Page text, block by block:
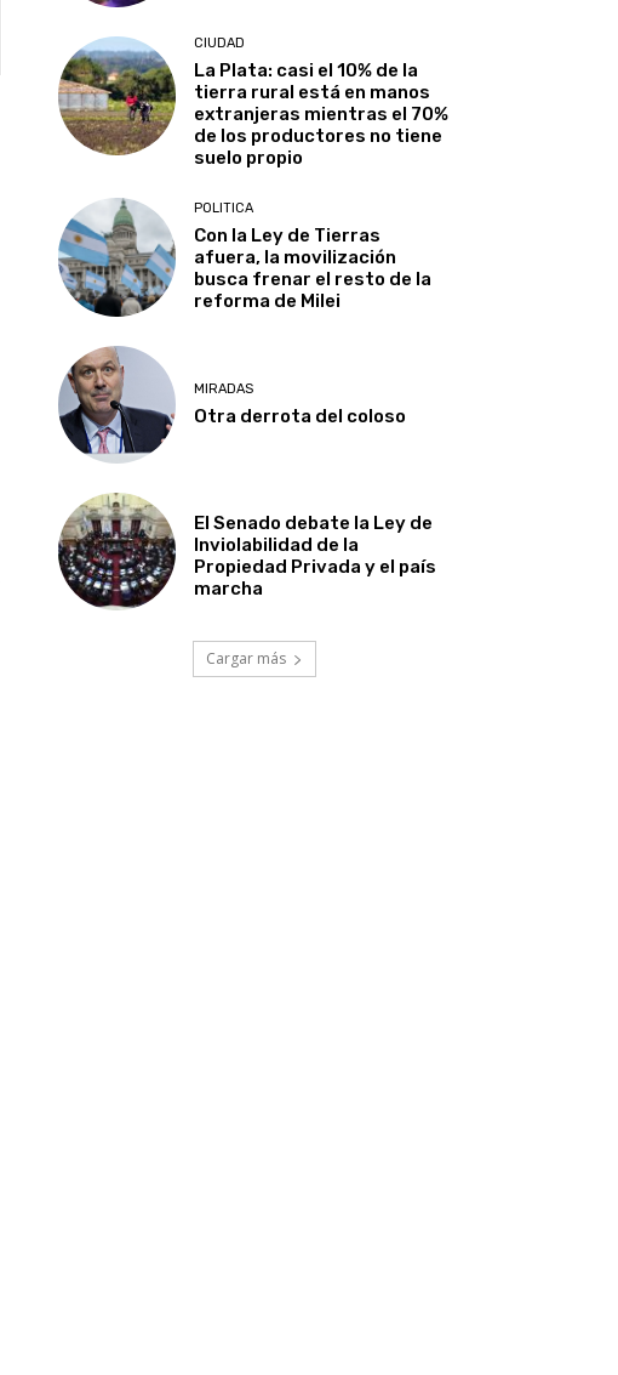
CIUDAD
La Plata: casi el 10% de la
tierra rural está en manos
extranjeras mientras el 70%
de los productores no tiene
suelo propio
POLITICA
Con la Ley de Tierras
afuera, la movilización
busca frenar el resto de la
reforma de Milei
MIRADAS
Otra derrota del coloso
El Senado debate la Ley de
Inviolabilidad de la
Propiedad Privada y el país
marcha
Cargar más